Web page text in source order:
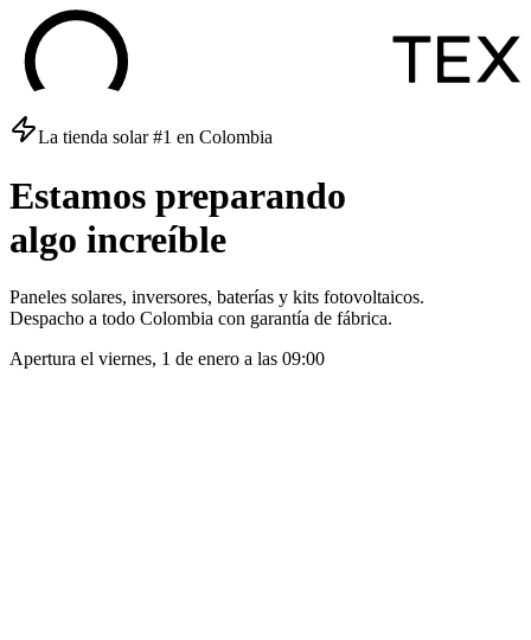
La tienda solar #1 en Colombia
Estamos preparando
algo increíble
Paneles solares, inversores, baterías y kits fotovoltaicos.
Despacho a todo Colombia con garantía de fábrica.
Apertura el viernes, 1 de enero a las 09:00